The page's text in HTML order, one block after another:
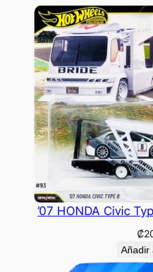
’07 HONDA Civic
₡
Añadir